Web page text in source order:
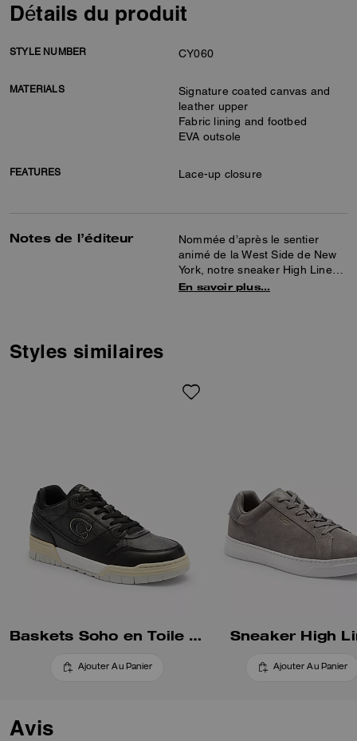
Détails du produit
STYLE NUMBER CY060
MATERIALS
Signature coated canvas and
leather upper
Fabric lining and footbed
EVA outsole
FEATURES Lace-up closure
Notes de l’éditeur
Nommée d’après le sentier
animé de la West Side de New
York, notre sneaker High Line
allie élégance sophistiquée et
extérieure légère en EVA.
En savoir plus…
Styles similaires
Baskets Soho en Toile Signature
Ajouter Au Panier
Sneaker High
Ajouter Au Panier
Avis